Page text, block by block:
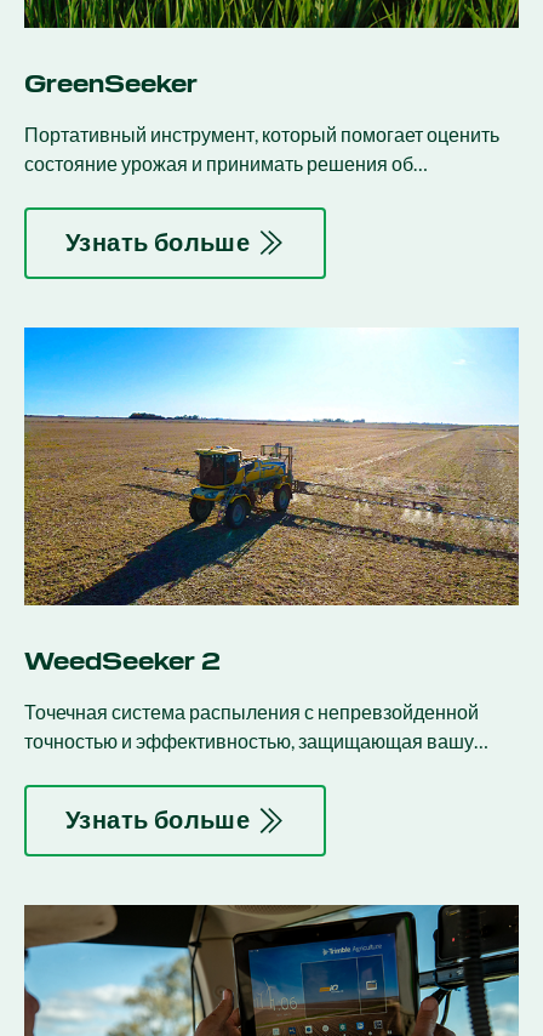
GreenSeeker
Портативный инструмент, который помогает оценить
состояние урожая и принимать решения об
Узнать больше
WeedSeeker 2
Точечная система распыления с непревзойденной
точностью и эффективностью, защищающая вашу
Узнать больше